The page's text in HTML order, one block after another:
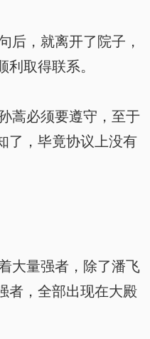
，就离开了院子，
取得联系。
蒿必须要遵守，至于
了，毕竟协议上没有
大量强者，除了潘飞
者，全部出现在大殿